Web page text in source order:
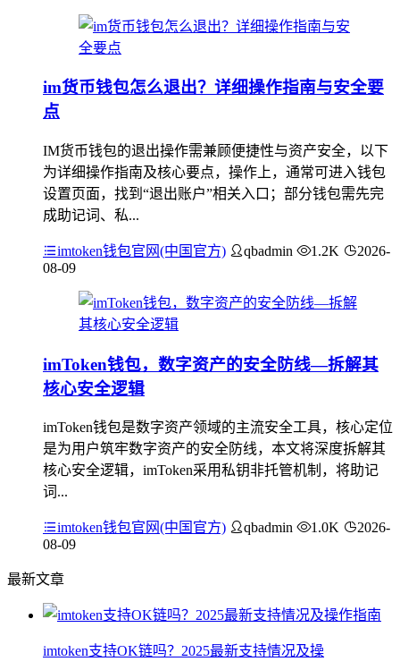
im货币钱包怎么退出？详细操作指南与安全要
点
IM货币钱包的退出操作需兼顾便捷性与资产安全，以下
为详细操作指南及核心要点，操作上，通常可进入钱包
设置页面，找到“退出账户”相关入口；部分钱包需先完
成助记词、私...
imtoken钱包官网(中国官方) qbadmin 1.2K
2026-
08-09
imToken钱包，数字资产的安全防线—拆解其
核心安全逻辑
imToken钱包是数字资产领域的主流安全工具，核心定位
是为用户筑牢数字资产的安全防线，本文将深度拆解其
核心安全逻辑，imToken采用私钥非托管机制，将助记
词...
imtoken钱包官网(中国官方) qbadmin 1.0K
2026-
08-09
最新文章
imtoken支持OK链吗？2025最新支持情况及操